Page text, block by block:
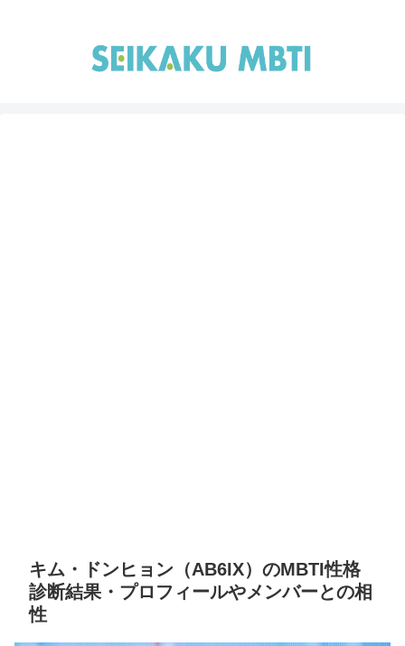
キム・ドンヒョン（AB6IX）のMBTI性格
診断結果・プロフィールやメンバーとの相
性